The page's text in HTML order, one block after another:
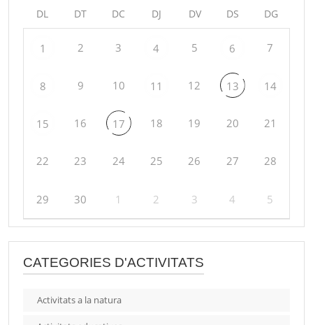
DL DT DC DJ DV DS DG
1 2 3 4 5 6 7
8 9 10 11 12 13 14
15 16 17 18 19 20 21
22 23 24 25 26 27 28
29 30 1 2 3 4 5
CATEGORIES D'ACTIVITATS
Activitats a la natura